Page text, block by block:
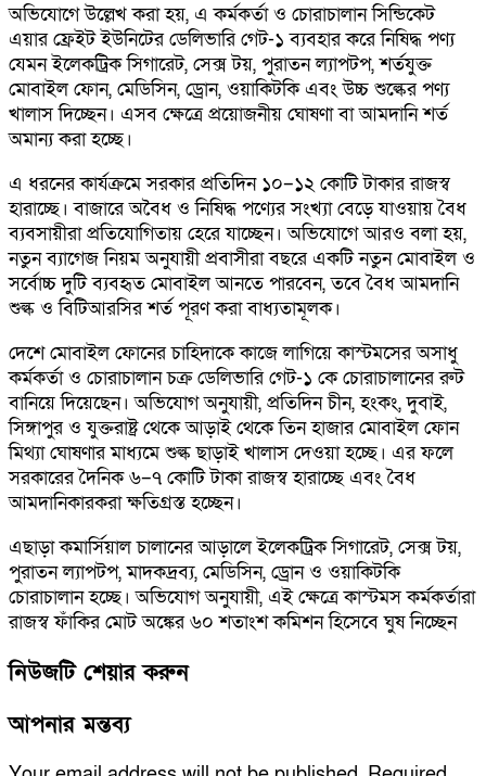
অভিযোগে উল্লেখ করা হয়, এ কর্মকর্তা ও চোরাচালান সিন্ডিকেট
এয়ার ফ্রেইট ইউনিটের ডেলিভারি গেট-১ ব্যবহার করে নিষিদ্ধ পণ্য
যেমন ইলেকট্রিক সিগারেট, সেক্স টয়, পুরাতন ল্যাপটপ, শর্তযুক্ত
মোবাইল ফোন, মেডিসিন, ড্রোন, ওয়াকিটকি এবং উচ্চ শুল্কের পণ্য
খালাস দিচ্ছেন। এসব ক্ষেত্রে প্রয়োজনীয় ঘোষণা বা আমদানি শর্ত
অমান্য করা হচ্ছে।
এ ধরনের কার্যক্রমে সরকার প্রতিদিন ১০–১২ কোটি টাকার রাজস্ব
হারাচ্ছে। বাজারে অবৈধ ও নিষিদ্ধ পণ্যের সংখ্যা বেড়ে যাওয়ায় বৈধ
ব্যবসায়ীরা প্রতিযোগিতায় হেরে যাচ্ছেন। অভিযোগে আরও বলা হয়,
নতুন ব্যাগেজ নিয়ম অনুযায়ী প্রবাসীরা বছরে একটি নতুন মোবাইল ও
সর্বোচ্চ দুটি ব্যবহৃত মোবাইল আনতে পারবেন, তবে বৈধ আমদানি
শুল্ক ও বিটিআরসির শর্ত পূরণ করা বাধ্যতামূলক।
দেশে মোবাইল ফোনের চাহিদাকে কাজে লাগিয়ে কাস্টমসের অসাধু
কর্মকর্তা ও চোরাচালান চক্র ডেলিভারি গেট-১ কে চোরাচালানের রুট
বানিয়ে দিয়েছেন। অভিযোগ অনুযায়ী, প্রতিদিন চীন, হংকং, দুবাই,
সিঙ্গাপুর ও যুক্তরাষ্ট্র থেকে আড়াই থেকে তিন হাজার মোবাইল ফোন
মিথ্যা ঘোষণার মাধ্যমে শুল্ক ছাড়াই খালাস দেওয়া হচ্ছে। এর ফলে
সরকারের দৈনিক ৬–৭ কোটি টাকা রাজস্ব হারাচ্ছে এবং বৈধ
আমদানিকারকরা ক্ষতিগ্রস্ত হচ্ছেন।
এছাড়া কমার্সিয়াল চালানের আড়ালে ইলেকট্রিক সিগারেট, সেক্স টয়,
পুরাতন ল্যাপটপ, মাদকদ্রব্য, মেডিসিন, ড্রোন ও ওয়াকিটকি
চোরাচালান হচ্ছে। অভিযোগ অনুযায়ী, এই ক্ষেত্রে কাস্টমস কর্মকর্তারা
রাজস্ব ফাঁকির মোট অঙ্কের ৬০ শতাংশ কমিশন হিসেবে ঘুষ নিচ্ছেন
নিউজটি শেয়ার করুন
আপনার মন্তব্য